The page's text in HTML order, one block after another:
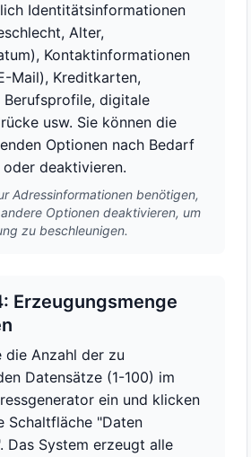
Identitätsinformationen
Alter,
Kontaktinformationen
Mail), Kreditkarten,
Berufsprofile, digitale
usw. Sie können die
Optionen nach Bedarf
deaktivieren.
Adressinformationen benötigen,
Optionen deaktivieren, um
zu beschleunigen.
Erzeugungsmenge
die Anzahl der zu
Datensätze (1-100) im
ein und klicken
Schaltfläche "Daten
Das System erzeugt alle